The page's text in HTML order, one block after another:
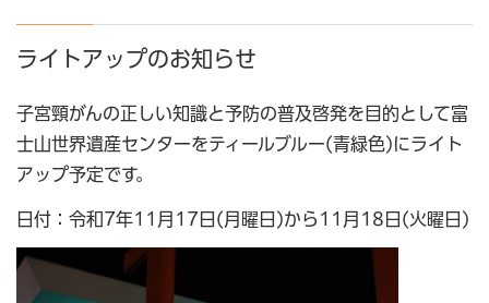
ライトアップのお知らせ
子宮頸がんの正しい知識と予防の普及啓発を目的として富
士山世界遺産センターをティールブルー(青緑色)にライト
アップ予定です。
日付：令和7年11月17日(月曜日)から11月18日(火曜日)